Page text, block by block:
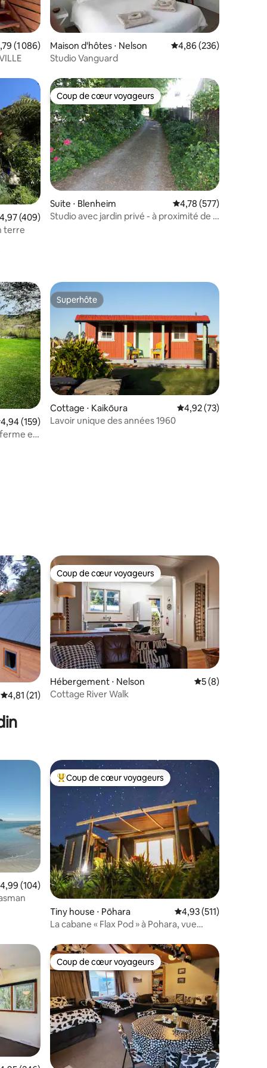
: 4,96 sur 5
moyenne sur la base de 1 086 commentaires : 4,79 sur 5
(1 086)
Maison d'hôtes ⋅ Nelson Évaluation moyenne
4,86 (236)
Studio Vanguard
: 4,94 sur 5
appréciés
moyenne sur la base de 409 commentaires : 4,97 sur 5
4,97 (409)
terre
Coup de cœur voyageurs
Coup de cœur voyageurs
Suite ⋅ Blenheim Évaluation moyenne
4,78 (577)
Studio avec jardin privé - à proximité de la
: 4,94 sur 5
moyenne sur la base de 159 commentaires : 4,94 sur 5
4,94 (159)
ferme et
Superhôte
Superhôte
Cottage ⋅ Kaikōura Évaluation moyenne
4,92 (73)
Lavoir unique des années 1960
: 4,97 sur 5
Évaluation moyenne sur la base de 21 commentaires : 4,81 sur 5
4,81 (21)
Coup de cœur voyageurs
Coup de cœur voyageurs
Hébergement ⋅ Nelson Évaluation
5 (8)
Cottage River Walk
: 4,92 sur 5
appréciés
moyenne sur la base de 104 commentaires : 4,99 sur 5
4,99 (104)
Coups de cœur voyageurs les plus appréciés
Coup de cœur voyageurs
Tiny house ⋅ Pōhara Évaluation moyenne
4,93 (511)
La cabane « Flax Pod » à Pohara, vue
appréciés Coup de cœur voyageurs
Coup de cœur voyageurs